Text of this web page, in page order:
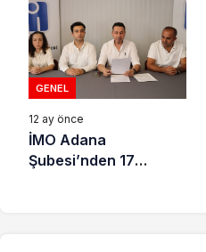
atık ihracı”
GENEL
12 ay önce
İMO Adana
Şubesi’nden 17